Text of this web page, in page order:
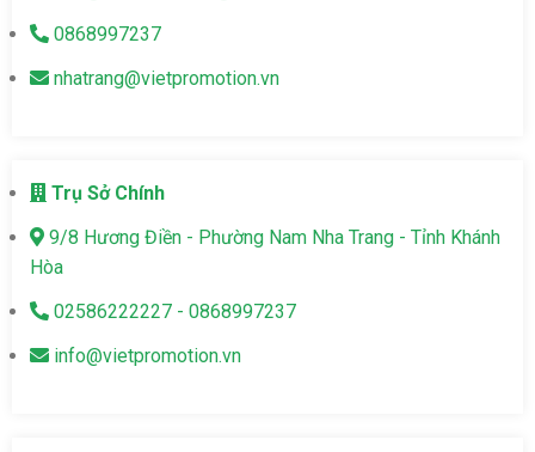
0868997237
nhatrang@vietpromotion.vn
Trụ Sở Chính
9/8 Hương Điền - Phường Nam Nha Trang - Tỉnh Khánh
Hòa
02586222227 - 0868997237
info@vietpromotion.vn